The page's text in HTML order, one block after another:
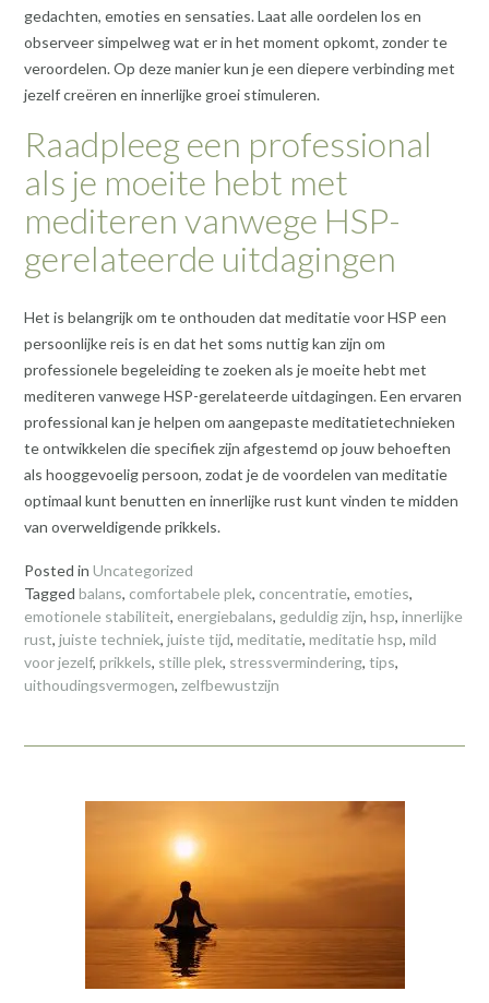
gedachten, emoties en sensaties. Laat alle oordelen los en
observeer simpelweg wat er in het moment opkomt, zonder te
veroordelen. Op deze manier kun je een diepere verbinding met
jezelf creëren en innerlijke groei stimuleren.
Raadpleeg een professional
als je moeite hebt met
mediteren vanwege HSP-
gerelateerde uitdagingen
Het is belangrijk om te onthouden dat meditatie voor HSP een
persoonlijke reis is en dat het soms nuttig kan zijn om
professionele begeleiding te zoeken als je moeite hebt met
mediteren vanwege HSP-gerelateerde uitdagingen. Een ervaren
professional kan je helpen om aangepaste meditatietechnieken
te ontwikkelen die specifiek zijn afgestemd op jouw behoeften
als hooggevoelig persoon, zodat je de voordelen van meditatie
optimaal kunt benutten en innerlijke rust kunt vinden te midden
van overweldigende prikkels.
Posted in Uncategorized
Tagged balans, comfortabele plek, concentratie, emoties,
emotionele stabiliteit, energiebalans, geduldig zijn, hsp, innerlijke
rust, juiste techniek, juiste tijd, meditatie, meditatie hsp, mild
voor jezelf, prikkels, stille plek, stressvermindering, tips,
uithoudingsvermogen, zelfbewustzijn